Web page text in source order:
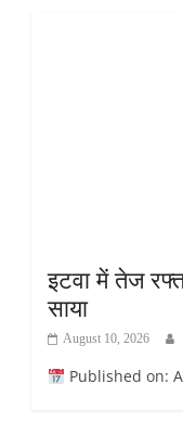
इटवा में तेज
साया
August 10, 2026
Published on: